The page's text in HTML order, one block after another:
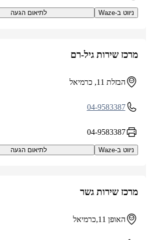
ניווט ב-Waze לתיאום הגעה
מרכז שירות גיל-רם
הבזלת 11, כרמיאל
04-9583387
04-9583387
ניווט ב-Waze לתיאום הגעה
מרכז שירות גשר
האופן 11,כרמיאל